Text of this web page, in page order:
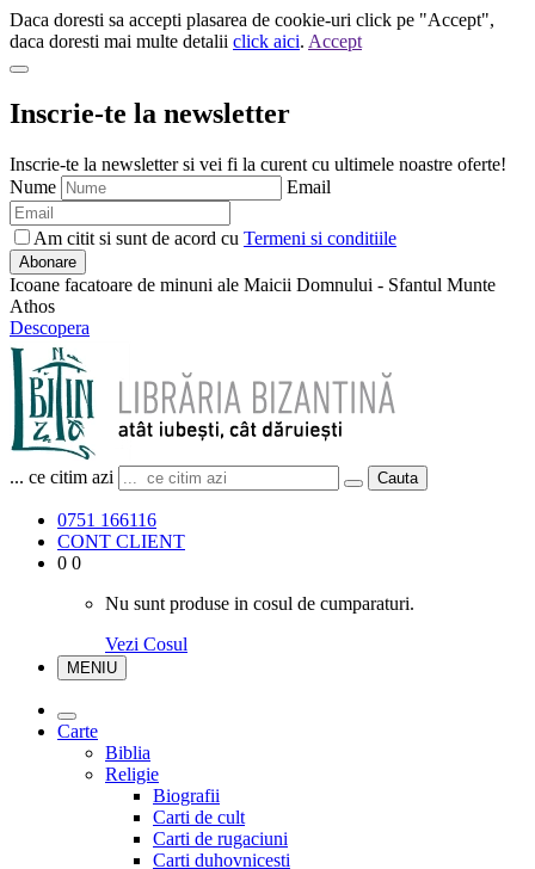
Daca doresti sa accepti plasarea de cookie-uri click pe "Accept",
daca doresti mai multe detalii click aici. Accept
Inscrie-te la newsletter
Inscrie-te la newsletter si vei fi la curent cu ultimele noastre oferte!
Nume
Email
Am citit si sunt de acord cu Termeni si conditiile
Abonare
Icoane facatoare de minuni ale Maicii Domnului - Sfantul Munte
Athos
Descopera
... ce citim azi Cauta
0751 166116
CONT CLIENT
0 0
Nu sunt produse in cosul de cumparaturi.
Vezi Cosul
MENIU
Carte
Biblia
Religie
Biografii
Carti de cult
Carti de rugaciuni
Carti duhovnicesti